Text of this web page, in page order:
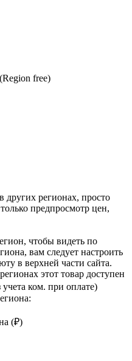
free)
регионах, просто
предпросмотр цен,
чтобы видеть по
вам следует настроить
в верхней части сайта.
этот товар доступен
учета ком. при оплате)
(₽)